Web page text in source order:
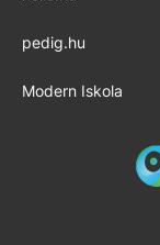
pedig.hu
Modern Iskola